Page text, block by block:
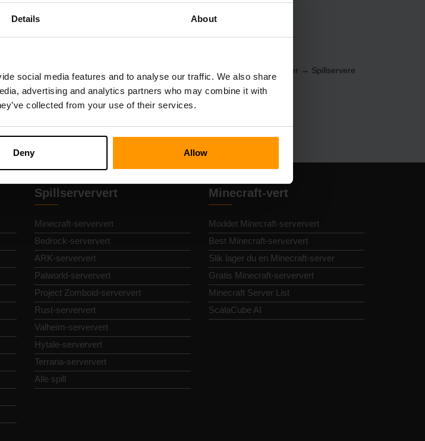
Details About
social media features and to analyse our traffic. We also share
advertising and analytics partners who may combine it with
collected from your use of their services.
Deny Allow
oppretter du en Minecraft Spell
server
(Servere → Velg server → Spillservere
→ Legg til spillserver → Spell Dimension)
Kos deg med å spille på serveren!
Spillserververt
Minecraft-serververt
Bedrock-serververt
ARK-serververt
Palworld-serververt
Project Zomboid-serververt
Rust-serververt
Valheim-serververt
Hytale-serververt
Terraria-serververt
Alle spill
Minecraft-vert
Moddet Minecraft-serververt
Best Minecraft-serververt
Slik lager du en Minecraft-server
Gratis Minecraft-serververt
Minecraft Server List
ScalaCube AI